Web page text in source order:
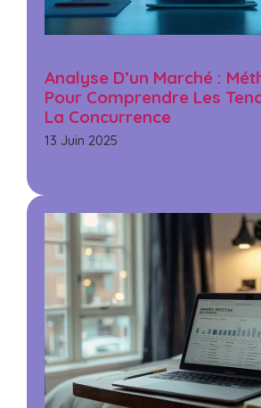
Analyse D’un Marché :
Pour Comprendre Les
La Concurrence
13 Juin 2025